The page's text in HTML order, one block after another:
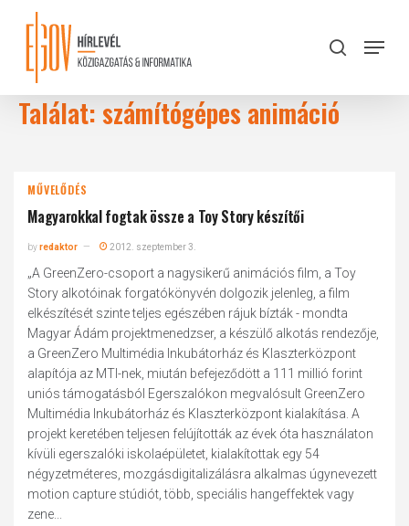
content
search
Menu
Találat: számítógépes animáció
MŰVELŐDÉS
Magyarokkal fogtak össze a Toy Story készítői
byredaktor 2012. szeptember 3.
„A GreenZero-csoport a nagysikerű animációs film, a Toy
Story alkotóinak forgatókönyvén dolgozik jelenleg, a film
elkészítését szinte teljes egészében rájuk bízták - mondta
Magyar Ádám projektmenedzser, a készülő alkotás rendezője,
a GreenZero Multimédia Inkubátorház és Klaszterközpont
alapítója az MTI-nek, miután befejeződött a 111 millió forint
uniós támogatásból Egerszalókon megvalósult GreenZero
Multimédia Inkubátorház és Klaszterközpont kialakítása. A
projekt keretében teljesen felújították az évek óta használaton
kívüli egerszalóki iskolaépületet, kialakítottak egy 54
négyzetméteres, mozgásdigitalizálásra alkalmas úgynevezett
motion capture stúdiót, több, speciális hangeffektek vagy
zene...
Close